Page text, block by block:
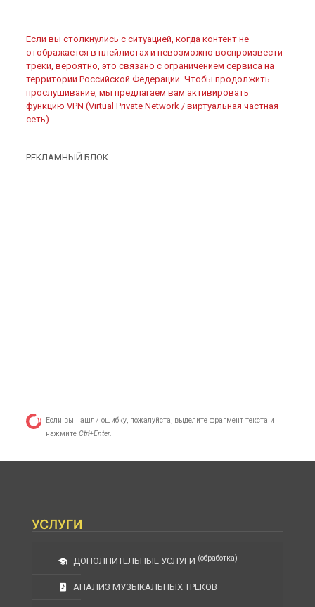
Если вы столкнулись с ситуацией, когда контент не
отображается в плейлистах и невозможно воспроизвести
треки, вероятно, это связано с ограничением сервиса на
территории Российской Федерации. Чтобы продолжить
прослушивание, мы предлагаем вам активировать
функцию VPN (Virtual Private Network / виртуальная частная
сеть).
РЕКЛАМНЫЙ БЛОК
Если вы нашли ошибку, пожалуйста, выделите фрагмент текста и
нажмите Ctrl+Enter.
УСЛУГИ
ДОПОЛНИТЕЛЬНЫЕ УСЛУГИ (обработка)
АНАЛИЗ МУЗЫКАЛЬНЫХ ТРЕКОВ